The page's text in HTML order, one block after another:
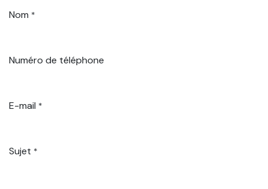
Nom *
Numéro de téléphone
E-mail *
Sujet *